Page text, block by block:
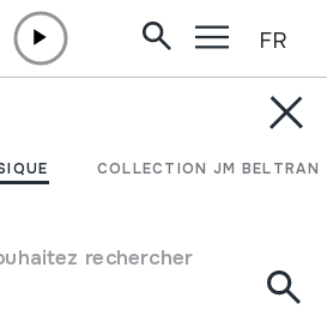
COLLECTION JM BELTRAN
rechercher
FR
DE